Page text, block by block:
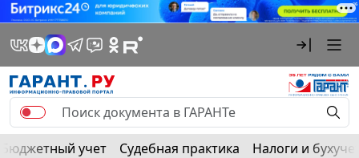
Бюджетный учет Судебная практика Налоги и